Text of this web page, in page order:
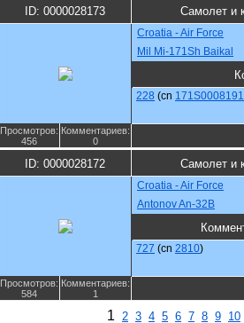
ID: 0000028173 Самолет и
Croatia - Air Force
Mil Mi-171Sh Baikal
228 (cn
Просмотров:
456
Комментариев:
0
ID: 0000028172 Самолет и
Croatia - Air Force
Antonov An-32B
727 (cn 2810)
Просмотров:
584
Комментариев:
1
1 2 3 4 5 6 7 8 9 10